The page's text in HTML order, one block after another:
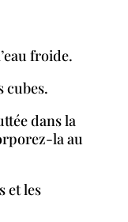
froide.
cubes.
dans la
la au
et les